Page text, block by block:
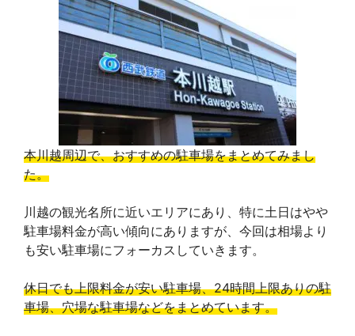
n
e
c
e
b
o
o
r
e
a
d
s
n
t
e
r
e
y
L
i
l
e
T
n
l
本川越周辺で、おすすめの駐車場をまとめてみまし
た。
川越の観光名所に近いエリアにあり、特に土日はやや
駐車場料金が高い傾向にありますが、今回は相場より
も安い駐車場にフォーカスしていきます。
休日でも上限料金が安い駐車場、24時間上限ありの駐
車場、穴場な駐車場などをまとめています。